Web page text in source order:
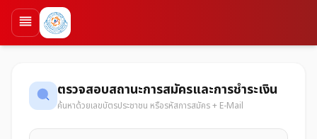
ตรวจสอบสถานะการสมัครและการชำระเงิน
ค้นหาด้วยเลขบัตรประชาชน หรือรหัสการสมัคร + E-Mail